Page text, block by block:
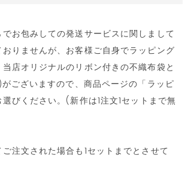
お包みしての発送サービスに関しまして
りませんが、お客様ご自身でラッピング
店オリジナルのリボン付きの不織布袋と
ございますので、商品ページの「ラッピ
びください。(新作は1注文1セットまで無
注文された場合も1セットまでとさせて